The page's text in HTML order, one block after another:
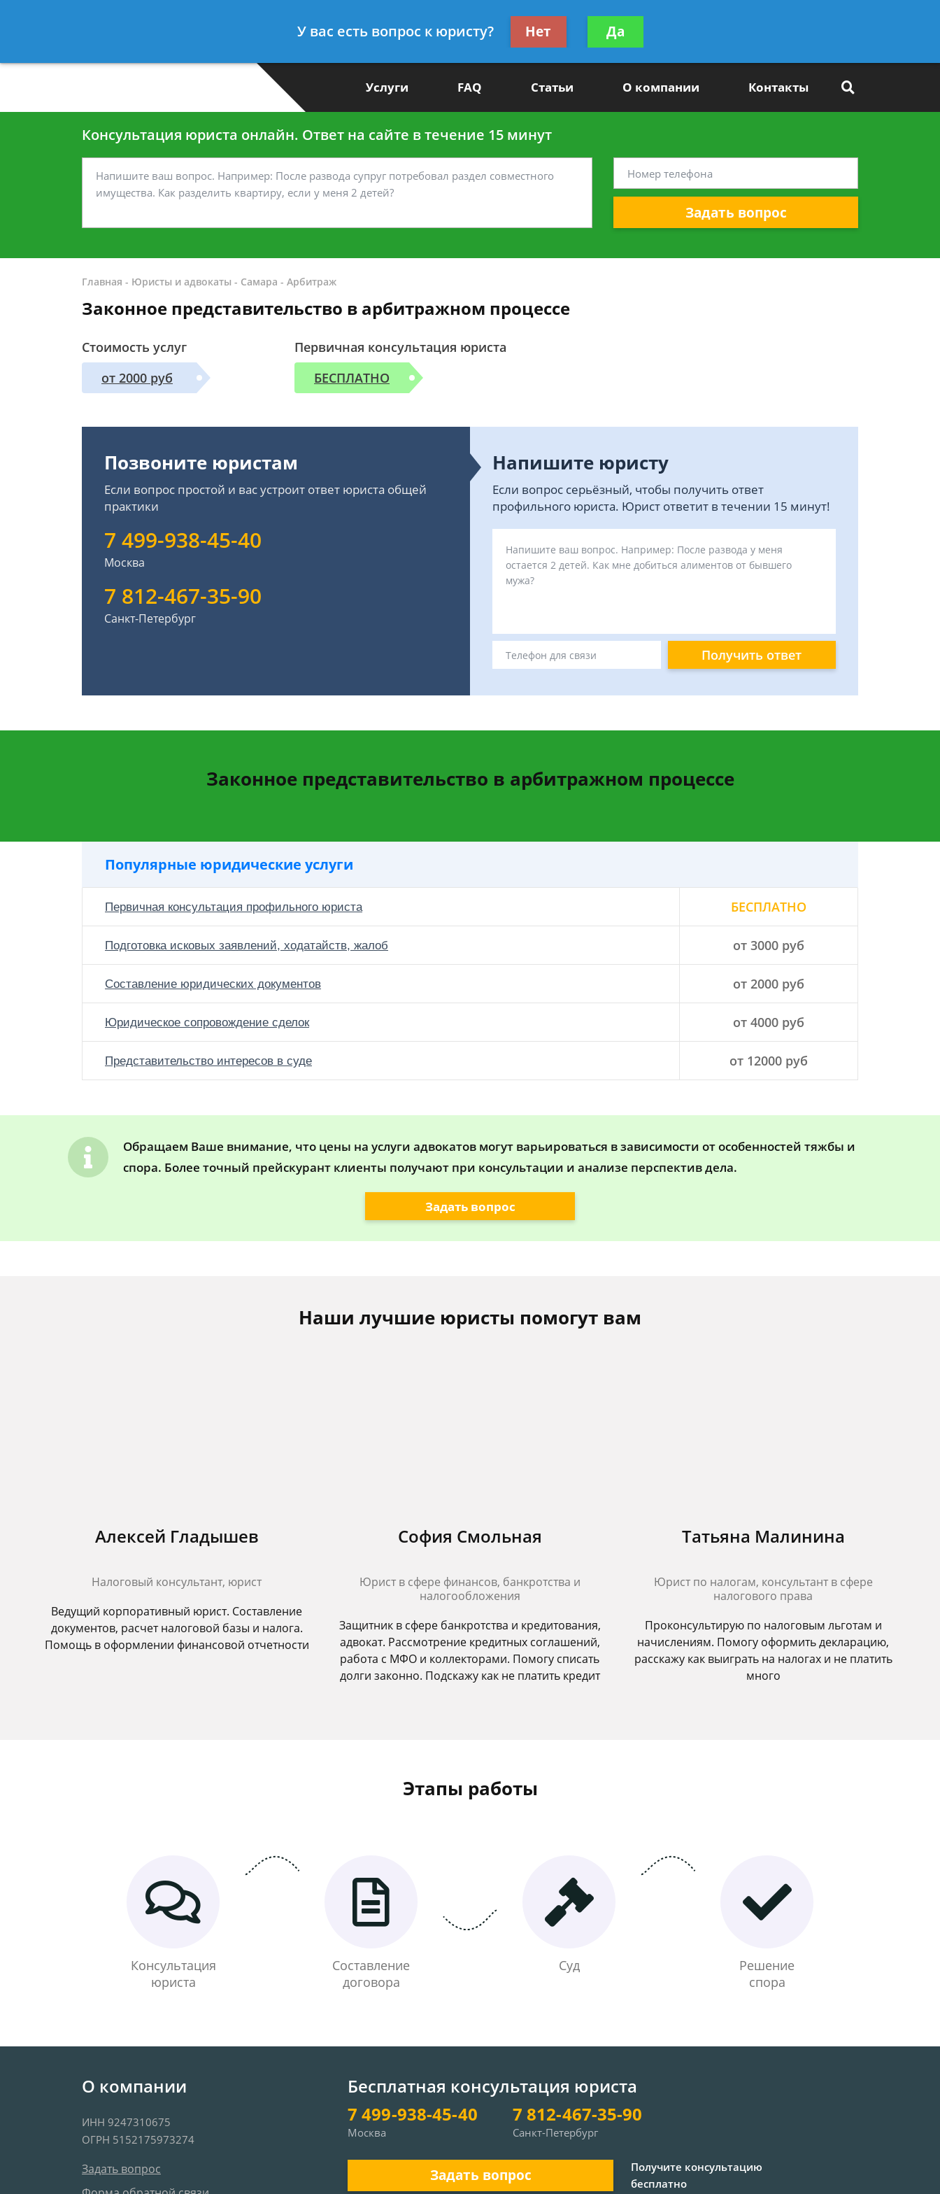
7 812-467-35-90
Получите консультацию
бесплатно
Услуги FAQ Статьи О компании Контакты
Консультация юриста онлайн. Ответ на сайте в течение 15 минут
Задать вопрос
Главная - Юристы и адвокаты - Самара - Арбитраж
Законное представительство в арбитражном процессе
Стоимость услуг
от 2000 руб
Первичная консультация юриста
БЕСПЛАТНО
Позвоните юристам
Если вопрос простой и вас устроит ответ юриста общей
практики
7 499-938-45-40
Москва
7 812-467-35-90
Санкт-Петербург
Напишите юристу
Если вопрос серьёзный, чтобы получить ответ
профильного юриста. Юрист ответит в течении 15 минут!
Получить ответ
Законное представительство в арбитражном процессе
Популярные юридические услуги
Первичная консультация профильного юриста БЕСПЛАТНО
Подготовка исковых заявлений, ходатайств, жалоб от 3000 руб
Составление юридических документов от 2000 руб
Юридическое сопровождение сделок от 4000 руб
Представительство интересов в суде от 12000 руб
Обращаем Ваше внимание, что цены на услуги адвокатов могут варьироваться в зависимости от особенностей тяжбы и
спора. Более точный прейскурант клиенты получают при консультации и анализе перспектив дела.
Задать вопрос
Наши лучшие юристы помогут вам
Алексей Гладышев
Налоговый консультант, юрист
Ведущий корпоративный юрист. Составление
документов, расчет налоговой базы и налога.
Помощь в оформлении финансовой отчетности
София Смольная
Юрист в сфере финансов, банкротства и
налогообложения
Защитник в сфере банкротства и кредитования,
адвокат. Рассмотрение кредитных соглашений,
работа с МФО и коллекторами. Помогу списать
долги законно. Подскажу как не платить кредит
Татьяна Малинина
Юрист по налогам, консультант в сфере
налогового права
Проконсультирую по налоговым льготам и
начислениям. Помогу оформить декларацию,
расскажу как выиграть на налогах и не платить
много
Этапы работы
Консультация
юриста
Составление
договора
Суд
Решение
спора
О компании
ИНН 9247310675
ОГРН 5152175973274
Задать вопрос
Бесплатная консультация юриста
7 499-938-45-40
Москва
7 812-467-35-90
Санкт-Петербург
Задать вопрос
Получите консультацию
бесплатно
У вас есть вопрос к юристу? Нет Да